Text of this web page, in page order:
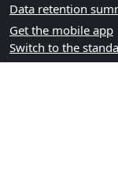
Data retention
Get the mobile app
Switch to the